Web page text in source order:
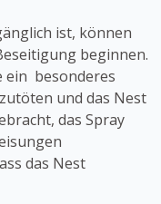
ist, können
beginnen.
besonderes
und das Nest
das Spray
das Nest